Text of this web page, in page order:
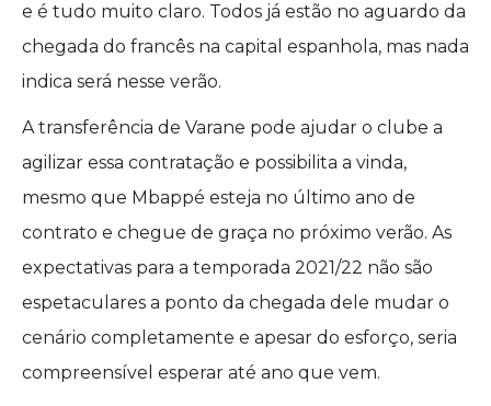
e é tudo muito claro. Todos já estão no aguardo da
chegada do francês na capital espanhola, mas nada
indica será nesse verão.
A transferência de Varane pode ajudar o clube a
agilizar essa contratação e possibilita a vinda,
mesmo que Mbappé esteja no último ano de
contrato e chegue de graça no próximo verão. As
expectativas para a temporada 2021/22 não são
espetaculares a ponto da chegada dele mudar o
cenário completamente e apesar do esforço, seria
compreensível esperar até ano que vem.